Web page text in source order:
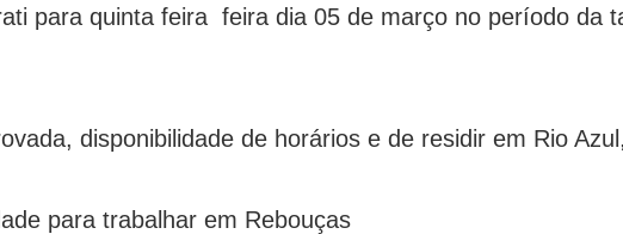
para quinta feira feira dia 05 de março no período da
disponibilidade de horários e de residir em Rio Azul,
para trabalhar em Rebouças